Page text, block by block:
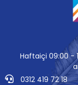
Haftaiçi 09:00 -
0312 419 72 18